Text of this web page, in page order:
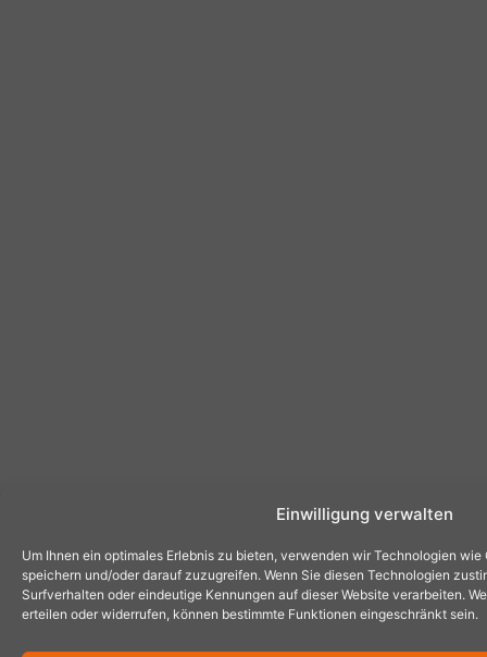
Einwilligung verwalten
Um Ihnen ein optimales Erlebnis zu bieten, verwenden wir Technologien
speichern und/oder darauf zuzugreifen. Wenn Sie diesen Technologien
Surfverhalten oder eindeutige Kennungen auf dieser Website verarbeiten.
erteilen oder widerrufen, können bestimmte Funktionen eingeschränkt sein.